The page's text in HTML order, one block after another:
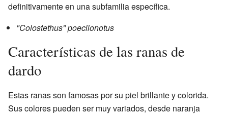
definitivamente en una subfamilia específica.
"Colostethus" poecilonotus
Características de las ranas de
dardo
Estas ranas son famosas por su piel brillante y colorida.
Sus colores pueden ser muy variados, desde naranja